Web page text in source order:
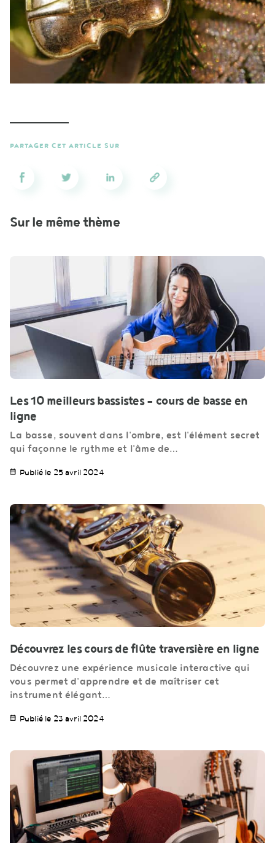
PARTAGER CET ARTICLE SUR
Sur le même thème
Les 10 meilleurs bassistes – cours de basse en
ligne
La basse, souvent dans l'ombre, est l'élément secret
qui façonne le rythme et l'âme de…
Publié le 25 avril 2024
Découvrez les cours de flûte traversière en ligne
Découvrez une expérience musicale interactive qui
vous permet d'apprendre et de maîtriser cet
instrument élégant…
Publié le 23 avril 2024